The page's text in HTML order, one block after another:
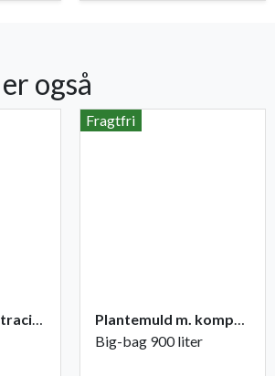
også
Orione Alto - Antracite
Fragtfri
Plantemuld m. kompost fra Champost
Big-bag 900 liter